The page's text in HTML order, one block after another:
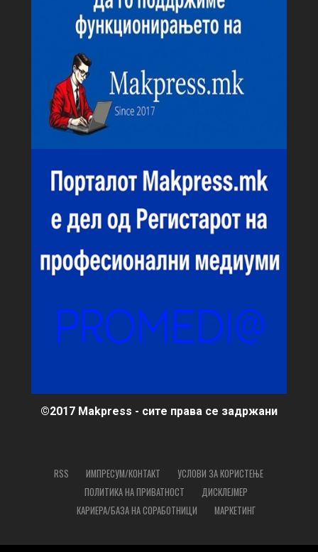
©2017 Makpress - сите права се задржани
RSS ИМПРЕСУМ/КОНТАКТ
УСЛОВИ ЗА КОРИСТЕЊЕ
ПОЛИТИКА НА ПРИВАТНОСТ
ДИСКЛЕЈМЕР
КАРИЕРА/БАЗА НА СОРАБОТНИЦИ
МАРКЕТИНГ